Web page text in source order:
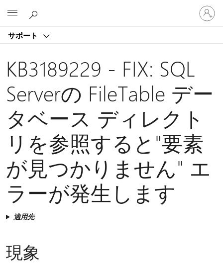
サポート
ア
カ
ウ
ン
す
KB3189229 - FIX: SQL
Serverの FileTable デー
タベース ディレクト
リを参照すると"要素
が見つかりません" エ
ラーが発生します
適用先
現象